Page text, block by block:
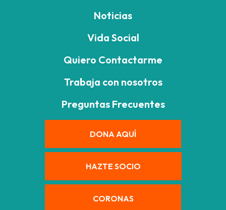
Noticias
Vida Social
Quiero Contactarme
Trabaja con nosotros
Preguntas Frecuentes
DONA AQUÍ
HAZTE SOCIO
CORONAS